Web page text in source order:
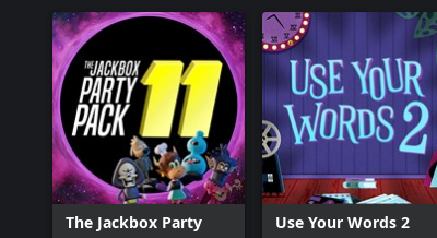
The Jackbox Party
Use Your Words 2